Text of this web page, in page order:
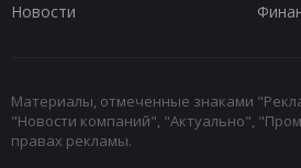
Новости
Материалы, отмеченные знаками
"Новости компаний", "Актуально",
правах рекламы.